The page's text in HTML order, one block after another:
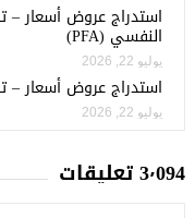
استدراج عروض أسعار –
النفسي (PFA)
يوليو 22, 2026
استدراج عروض أسعار –
يوليو 22, 2026
3٬094 تعليقات